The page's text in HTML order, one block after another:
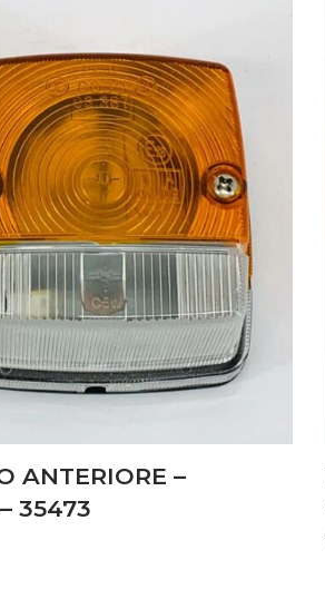
ANTERIORE –
35473